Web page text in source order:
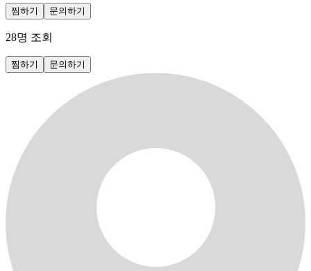
찜하기 문의하기
28명 조회
찜하기 문의하기